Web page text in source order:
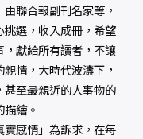
聯合報副刊名家等，
挑選，收入成冊，希望
獻給所有讀者，不讓
情，大時代波濤下，
至最親近的人事物的
繪。
感情」為訴求，在每